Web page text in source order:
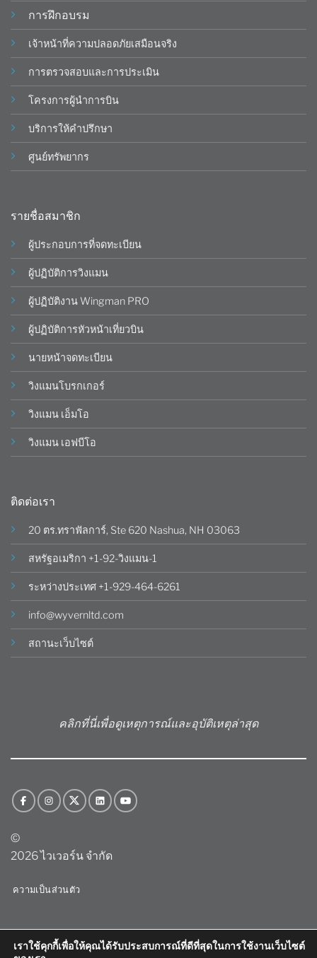
การฝึกอบรม
เจ้าหน้าที่ความปลอดภัยเสมือนจริง
การตรวจสอบและการประเมิน
โครงการผู้นำการบิน
บริการให้คำปรึกษา
ศูนย์ทรัพยากร
รายชื่อสมาชิก
ผู้ประกอบการที่จดทะเบียน
ผู้ปฏิบัติการวิงแมน
ผู้ปฏิบัติงาน Wingman PRO
ผู้ปฏิบัติการหัวหน้าเที่ยวบิน
นายหน้าจดทะเบียน
วิงแมนโบรกเกอร์
วิงแมน เอ็มโอ
วิงแมน เอฟบีโอ
ติดต่อเรา
20 ตร.ทราฟัลการ์, Ste 620 Nashua, NH 03063
สหรัฐอเมริกา +1-92-วิงแมน-1
ระหว่างประเทศ +1-929-464-6261
info@wyvernltd.com
สถานะเว็บไซต์
คลิกที่นี่เพื่อดูเหตุการณ์และอุบัติเหตุล่าสุด
©
2026 ไวเวอร์น จำกัด
ความเป็นส่วนตัว
เราใช้คุกกี้เพื่อให้คุณได้รับประสบการณ์ที่ดีที่สุดในการใช้งานเว็บไซต์